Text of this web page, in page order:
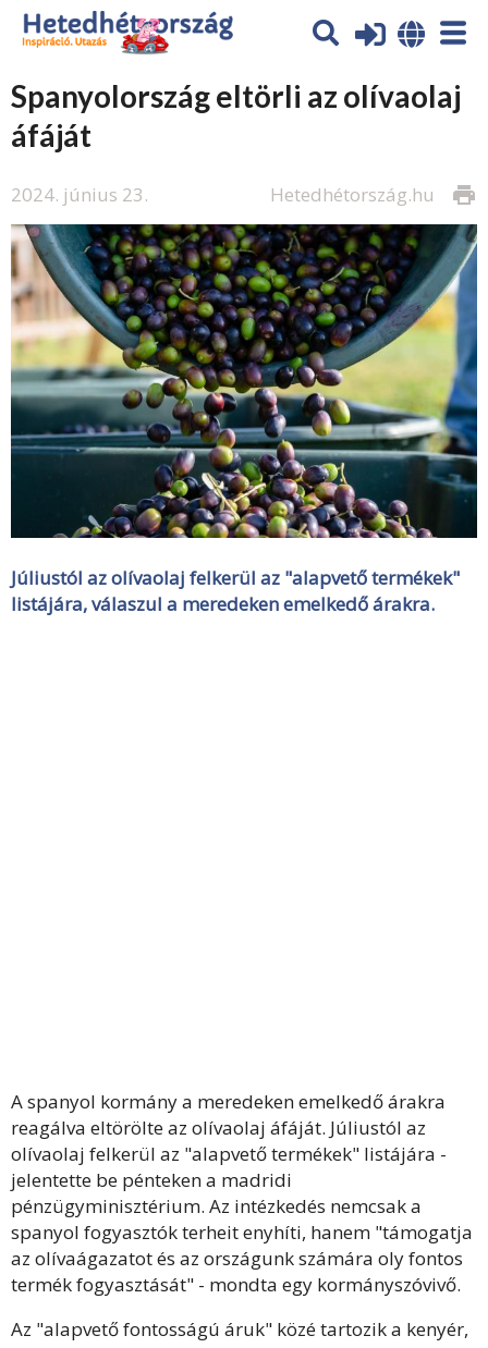
Spanyolország eltörli az olívaolaj
áfáját
2024. június 23. print
Hetedhétország.hu
Júliustól az olívaolaj felkerül az "alapvető termékek"
listájára, válaszul a meredeken emelkedő árakra.
A spanyol kormány a meredeken emelkedő árakra
reagálva eltörölte az olívaolaj áfáját. Júliustól az
olívaolaj felkerül az "alapvető termékek" listájára -
jelentette be pénteken a madridi
pénzügyminisztérium. Az intézkedés nemcsak a
spanyol fogyasztók terheit enyhíti, hanem "támogatja
az olívaágazatot és az országunk számára oly fontos
termék fogyasztását" - mondta egy kormányszóvivő.
Az "alapvető fontosságú áruk" közé tartozik a kenyér,